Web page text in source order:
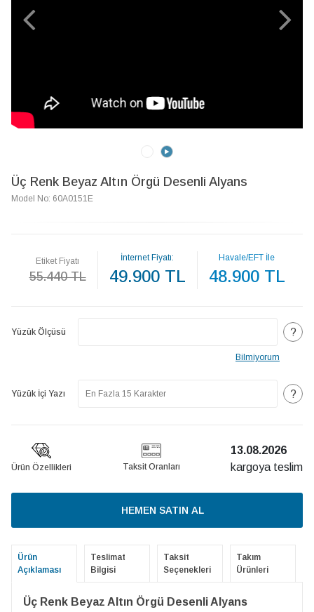
Üç Renk Beyaz Altın Örgü Desenli Alyans
Model No: 60A0151E
Etiket Fiyatı
55.440 TL
İnternet Fiyatı:
49.900 TL
Havale/EFT İle
48.900 TL
Yüzük Ölçüsü ?
Bilmiyorum
Yüzük İçi Yazı ?
Ürün Özellikleri Taksit Oranları
13.08.2026
kargoya teslim
HEMEN SATIN AL
Ürün
Açıklaması
Teslimat
Bilgisi
Taksit
Seçenekleri
Takım
Ürünleri
Üç Renk Beyaz Altın Örgü Desenli Alyans